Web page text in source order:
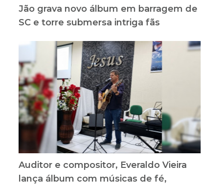
Jão grava novo álbum em barragem de
SC e torre submersa intriga fãs
Auditor e compositor, Everaldo Vieira
lança álbum com músicas de fé,